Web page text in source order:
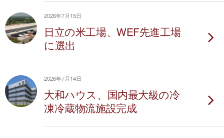
2026年7月15日
日立の米工場、WEF先進工場
に選出
2026年7月14日
大和ハウス、国内最大級の冷
凍冷蔵物流施設完成